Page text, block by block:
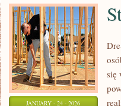
JANUARY - 24 - 2026
się